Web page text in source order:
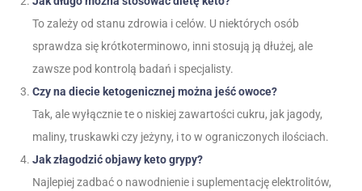
To zależy od stanu zdrowia i celów. U niektórych osób
sprawdza się krótkoterminowo, inni stosują ją dłużej, ale
zawsze pod kontrolą badań i specjalisty.
Czy na diecie ketogenicznej można jeść owoce?
Tak, ale wyłącznie te o niskiej zawartości cukru, jak jagody,
maliny, truskawki czy jeżyny, i to w ograniczonych ilościach.
Jak złagodzić objawy keto grypy?
Najlepiej zadbać o nawodnienie i suplementację elektrolitów,